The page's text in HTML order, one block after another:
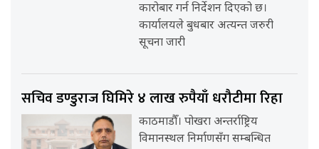
कारोबार गर्न निर्देशन दिएको छ।
कार्यालयले बुधबार अत्यन्त जरुरी
सूचना जारी
सचिव डण्डुराज घिमिरे ४ लाख रुपैयाँ धरौटीमा रिहा
काठमाडौँ। पोखरा अन्तर्राष्ट्रिय
विमानस्थल निर्माणसँग सम्बन्धित